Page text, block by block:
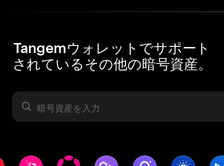
Tangemウォレットでサポート
されているその他の暗号資産。
暗号資産